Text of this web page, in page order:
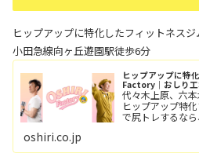
ヒップアップに特化したフィットネスジ
小田急線向ヶ丘遊園駅徒歩6分
ヒップアップに特
Factory｜おしり
代々木上原、六
ヒップアップ特
で尻トレするな
駅/徒歩12分。
oshiri.co.jp